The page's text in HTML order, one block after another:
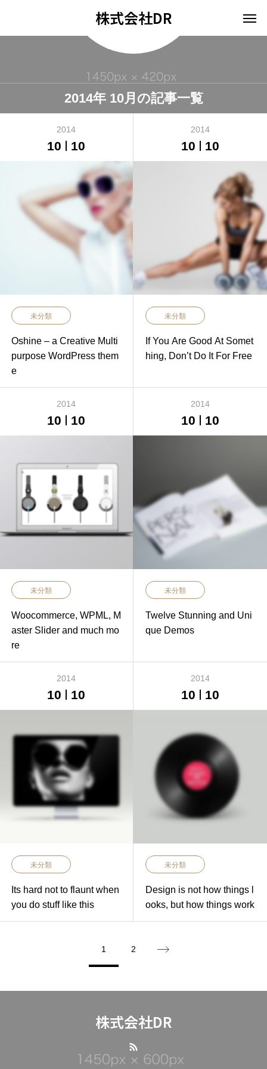
株式会社DR
2014年 10月の記事一覧
2014
10 10
未分類
Oshine – a Creative Multi
purpose WordPress them
e
2014
10 10
未分類
If You Are Good At Somet
hing, Don’t Do It For Free
2014
10 10
未分類
Woocommerce, WPML, M
aster Slider and much mo
re
2014
10 10
未分類
Twelve Stunning and Uni
que Demos
2014
10 10
未分類
Its hard not to flaunt when
you do stuff like this
2014
10 10
未分類
Design is not how things l
ooks, but how things work
1 2
株式会社DR